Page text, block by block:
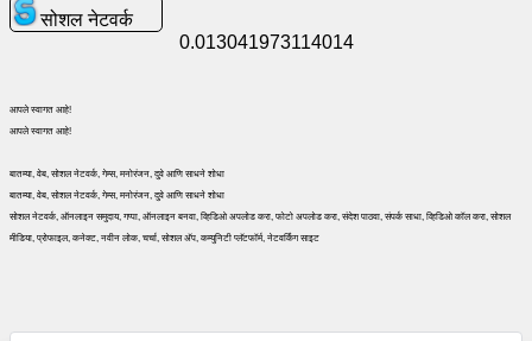
विकसक/
साधने
सोशल नेटवर्क
0.013041973114014
आपले स्वागत आहे!
आपले स्वागत आहे!
बातम्या, वेब, सोशल नेटवर्क, गेम्स, मनोरंजन, दुवे आणि साधने शोधा
बातम्या, वेब, सोशल नेटवर्क, गेम्स, मनोरंजन, दुवे आणि साधने शोधा
सोशल नेटवर्क, ऑनलाइन समुदाय, गप्पा, ऑनलाइन बनवा, व्हिडिओ अपलोड करा, फोटो अपलोड करा, संदेश पाठवा, संपर्क साधा, व्हिडिओ कॉल करा, सोशल
मीडिया, प्रोफाइल, कनेक्ट, नवीन लोक, चर्चा, सोशल अ‍ॅप, कम्युनिटी प्लॅटफॉर्म, नेटवर्किंग साइट